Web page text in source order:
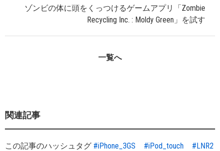
ゾンビの体に頭をくっつけるゲームアプリ「Zombie
Recycling Inc. : Moldy Green」を試す
一覧へ
関連記事
この記事のハッシュタグ #iPhone_3GS #iPod_touch
#LNR2